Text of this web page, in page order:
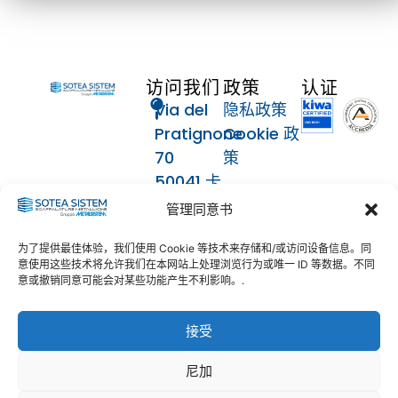
管理同意书
为了提供最佳体验，我们使用 Cookie 等技术来存储和/或访问设备信息。同
意使用这些技术将允许我们在本网站上处理浏览行为或唯一 ID 等数据。不同
意或撤销同意可能会对某些功能产生不利影响。.
接受
尼加
访问我们
Via del
Pratignone
70
50041 卡
伦扎诺
联系人
055
8873633
info@soteasistem.com
soteasistem@legalmail.it
政策
隐私政策
Cookie 政
策
认证